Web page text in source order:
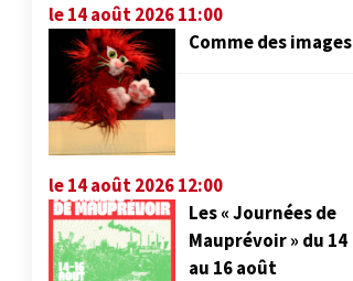
le 14 août 2026 11:00
Comme des images
le 14 août 2026 12:00
Les « Journées de
Mauprévoir » du 14
au 16 août